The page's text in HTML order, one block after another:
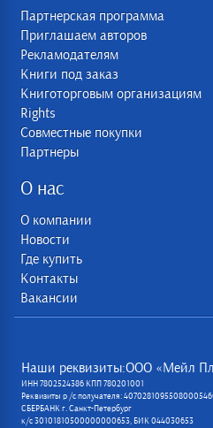
Партнерская программа
Приглашаем авторов
Рекламодателям
Книги под заказ
Книготорговым организациям
Rights
Совместные покупки
Партнеры
О нас
О компании
Новости
Где купить
Контакты
Вакансии
Наши реквизиты:ООО «Мейл
ИНН 7802524386 КПП 780201001
Реквизиты р /с получателя:
СБЕРБАНК г. Санкт-Петербург
к/с 30101810500000000653, БИК 044030653